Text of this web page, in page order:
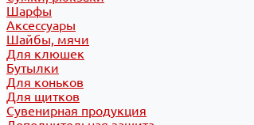
Шарфы
Аксессуары
Шайбы, мячи
Для клюшек
Бутылки
Для коньков
Для щитков
Сувенирная продукция